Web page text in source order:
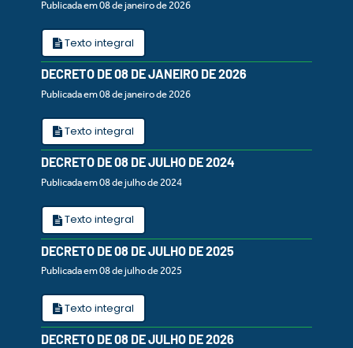
Publicada em 08 de janeiro de 2026
Texto integral
DECRETO DE 08 DE JANEIRO DE 2026
Publicada em 08 de janeiro de 2026
Texto integral
DECRETO DE 08 DE JULHO DE 2024
Publicada em 08 de julho de 2024
Texto integral
DECRETO DE 08 DE JULHO DE 2025
Publicada em 08 de julho de 2025
Texto integral
DECRETO DE 08 DE JULHO DE 2026